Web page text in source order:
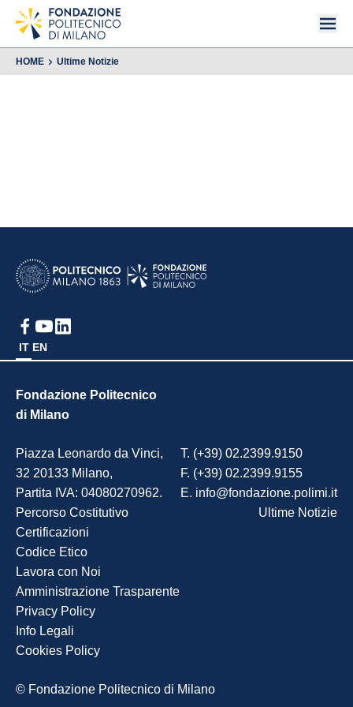
HOME Ultime Notizie
IT EN
Fondazione Politecnico
di Milano
Piazza Leonardo da Vinci,
32 20133 Milano,
Partita IVA: 04080270962.
T. (+39) 02.2399.9150
F. (+39) 02.2399.9155
E. info@fondazione.polimi.it
Percorso Costitutivo
Certificazioni
Codice Etico
Lavora con Noi
Amministrazione Trasparente
Ultime Notizie
Privacy Policy
Info Legali
Cookies Policy
© Fondazione Politecnico di Milano